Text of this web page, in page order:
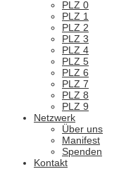
PLZ 0
PLZ 1
PLZ 2
PLZ 3
PLZ 4
PLZ 5
PLZ 6
PLZ 7
PLZ 8
PLZ 9
Netzwerk
Über uns
Manifest
Spenden
Kontakt